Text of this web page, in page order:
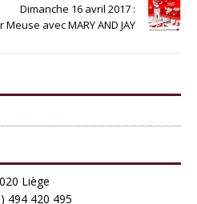
Dimanche 16 avril 2017 :
avec MARY AND JAY
Liège
494 420 495